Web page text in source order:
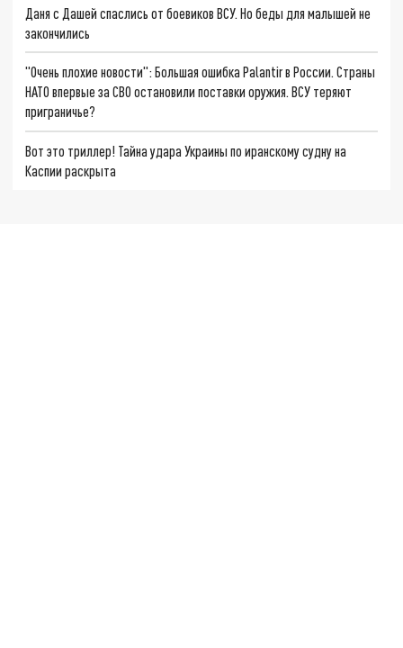
Даня с Дашей спаслись от боевиков ВСУ. Но беды для малышей не
закончились
"Очень плохие новости": Большая ошибка Palantir в России. Страны
НАТО впервые за СВО остановили поставки оружия. ВСУ теряют
приграничье?
Вот это триллер! Тайна удара Украины по иранскому судну на
Каспии раскрыта